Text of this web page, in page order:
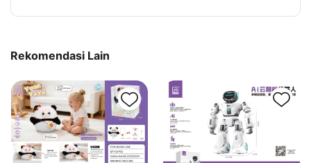
Rekomendasi Lain